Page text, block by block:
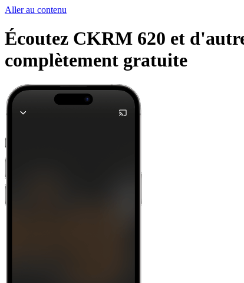
Aller au contenu
Écoutez CKRM 620 et
complètement gratuite